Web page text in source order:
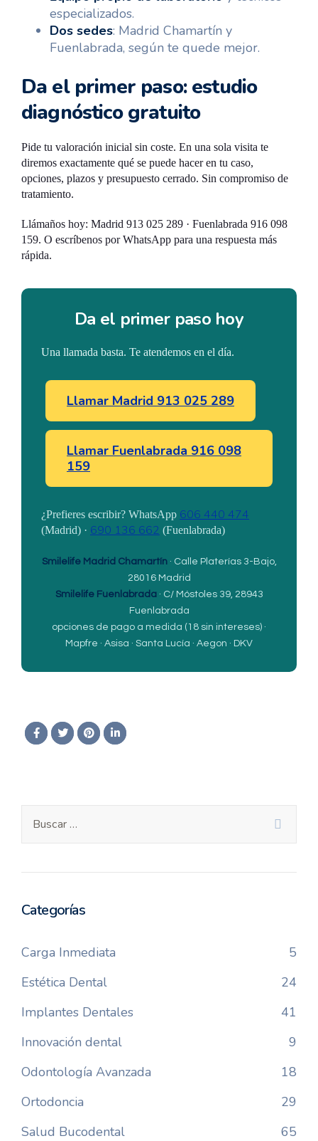
especializados.
Dos sedes: Madrid Chamartín y
Fuenlabrada, según te quede mejor.
Da el primer paso: estudio
diagnóstico gratuito
Pide tu valoración inicial sin coste. En una sola visita te
diremos exactamente qué se puede hacer en tu caso,
opciones, plazos y presupuesto cerrado. Sin compromiso de
tratamiento.
Llámaños hoy: Madrid 913 025 289 · Fuenlabrada 916 098
159. O escríbenos por WhatsApp para una respuesta más
rápida.
Da el primer paso hoy
Una llamada basta. Te atendemos en el día.
Llamar Madrid 913 025 289
Llamar Fuenlabrada 916 098
159
¿Prefieres escribir? WhatsApp 606 440 474
(Madrid) · 690 136 662 (Fuenlabrada)
Smilelife Madrid Chamartín· Calle Platerías 3-Bajo,
28016 Madrid
Smilelife Fuenlabrada· C/ Móstoles 39, 28943
Fuenlabrada
opciones de pago a medida (18 sin intereses) ·
Mapfre · Asisa · Santa Lucía · Aegon · DKV
Categorías
Carga Inmediata
5
Estética Dental
24
Implantes Dentales
41
Innovación dental
9
Odontología Avanzada
18
Ortodoncia
29
Salud Bucodental
65